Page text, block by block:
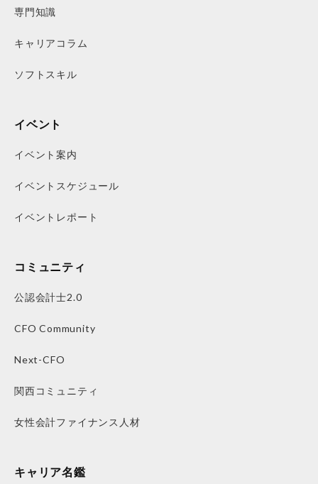
専門知識
キャリアコラム
ソフトスキル
イベント
イベント案内
イベントスケジュール
イベントレポート
コミュニティ
公認会計士2.0
CFO Community
Next-CFO
関西コミュニティ
女性会計ファイナンス人材
キャリア名鑑